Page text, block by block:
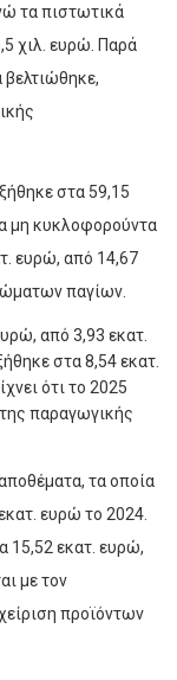
τα πιστωτικά
χιλ. ευρώ. Παρά
βελτιώθηκε,
στα 59,15
μη κυκλοφορούντα
ευρώ, από 14,67
παγίων.
από 3,93 εκατ.
στα 8,54 εκατ.
ότι το 2025
παραγωγικής
τα οποία
ευρώ το 2024.
15,52 εκατ. ευρώ,
με τον
προϊόντων